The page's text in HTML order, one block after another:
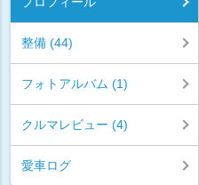
整備 (44)
フォトアルバム (1)
クルマレビュー (4)
愛車ログ